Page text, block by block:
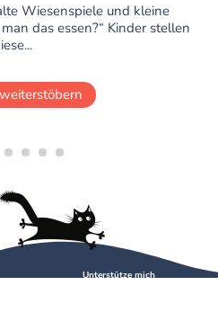
Wiesenspiele und kleine
das essen?“ Kinder stellen
6
Unterstütze mich